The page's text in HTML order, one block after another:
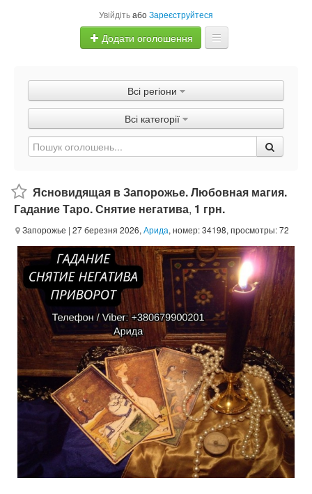
УвійдітьабоЗареєструйтеся
Додати оголошення
Оголошення
Швидка продаж
Всі регіони
Всі категорії
Ясновидящая в Запорожье. Любовная магия.
Гадание Таро. Снятие негатива, 1 грн.
Запорожье | 27 березня 2026, Арида, номер: 34198, просмотры: 72